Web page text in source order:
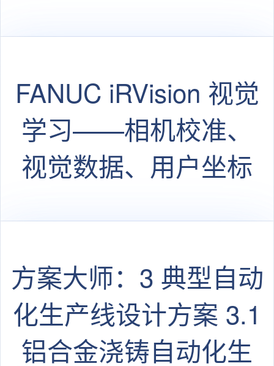
FANUC iRVision 视觉
学习——相机校准、
视觉数据、用户坐标
方案大师：3 典型自动
化生产线设计方案 3.1
铝合金浇铸自动化生